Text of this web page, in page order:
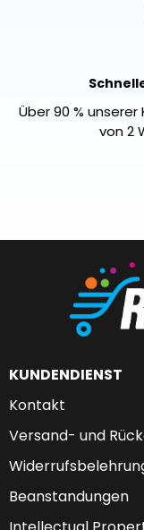
Über 90 %
von 2
KUNDENDIENST
Kontakt
Versand- und
Beanstandungen